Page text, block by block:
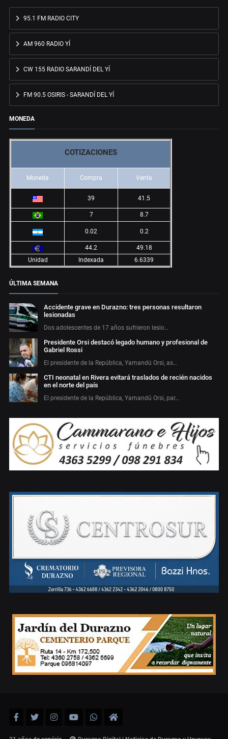
95.1 FM RADIO CITY
AM 960 RADIO YÍ
CW 155 RADIO SARANDÍ DEL YÍ
FM 90.5 OSIRIS - SARANDÍ DEL YÍ
MONEDA
COTIZACIONES
Moneda Compra Venta
39 41.5
7 8.7
0.02 0.2
44.2
49.18
Unidad
Indexada 6.6339
ÚLTIMA SEMANA
Accidente grave en Durazno: tres personas resultaron
lesionadas
Dos adolescentes de 17 años sufrieron lesio…
Presidente Orsi destacó legado humano y profesional de
Gabriel Rossi
El presidente de la República, Yamandú Orsi, as…
CTI neonatal en Rivera evitará traslados de recién nacidos
en el norte del país
El presidente de la República, Yamandú Orsi, par…